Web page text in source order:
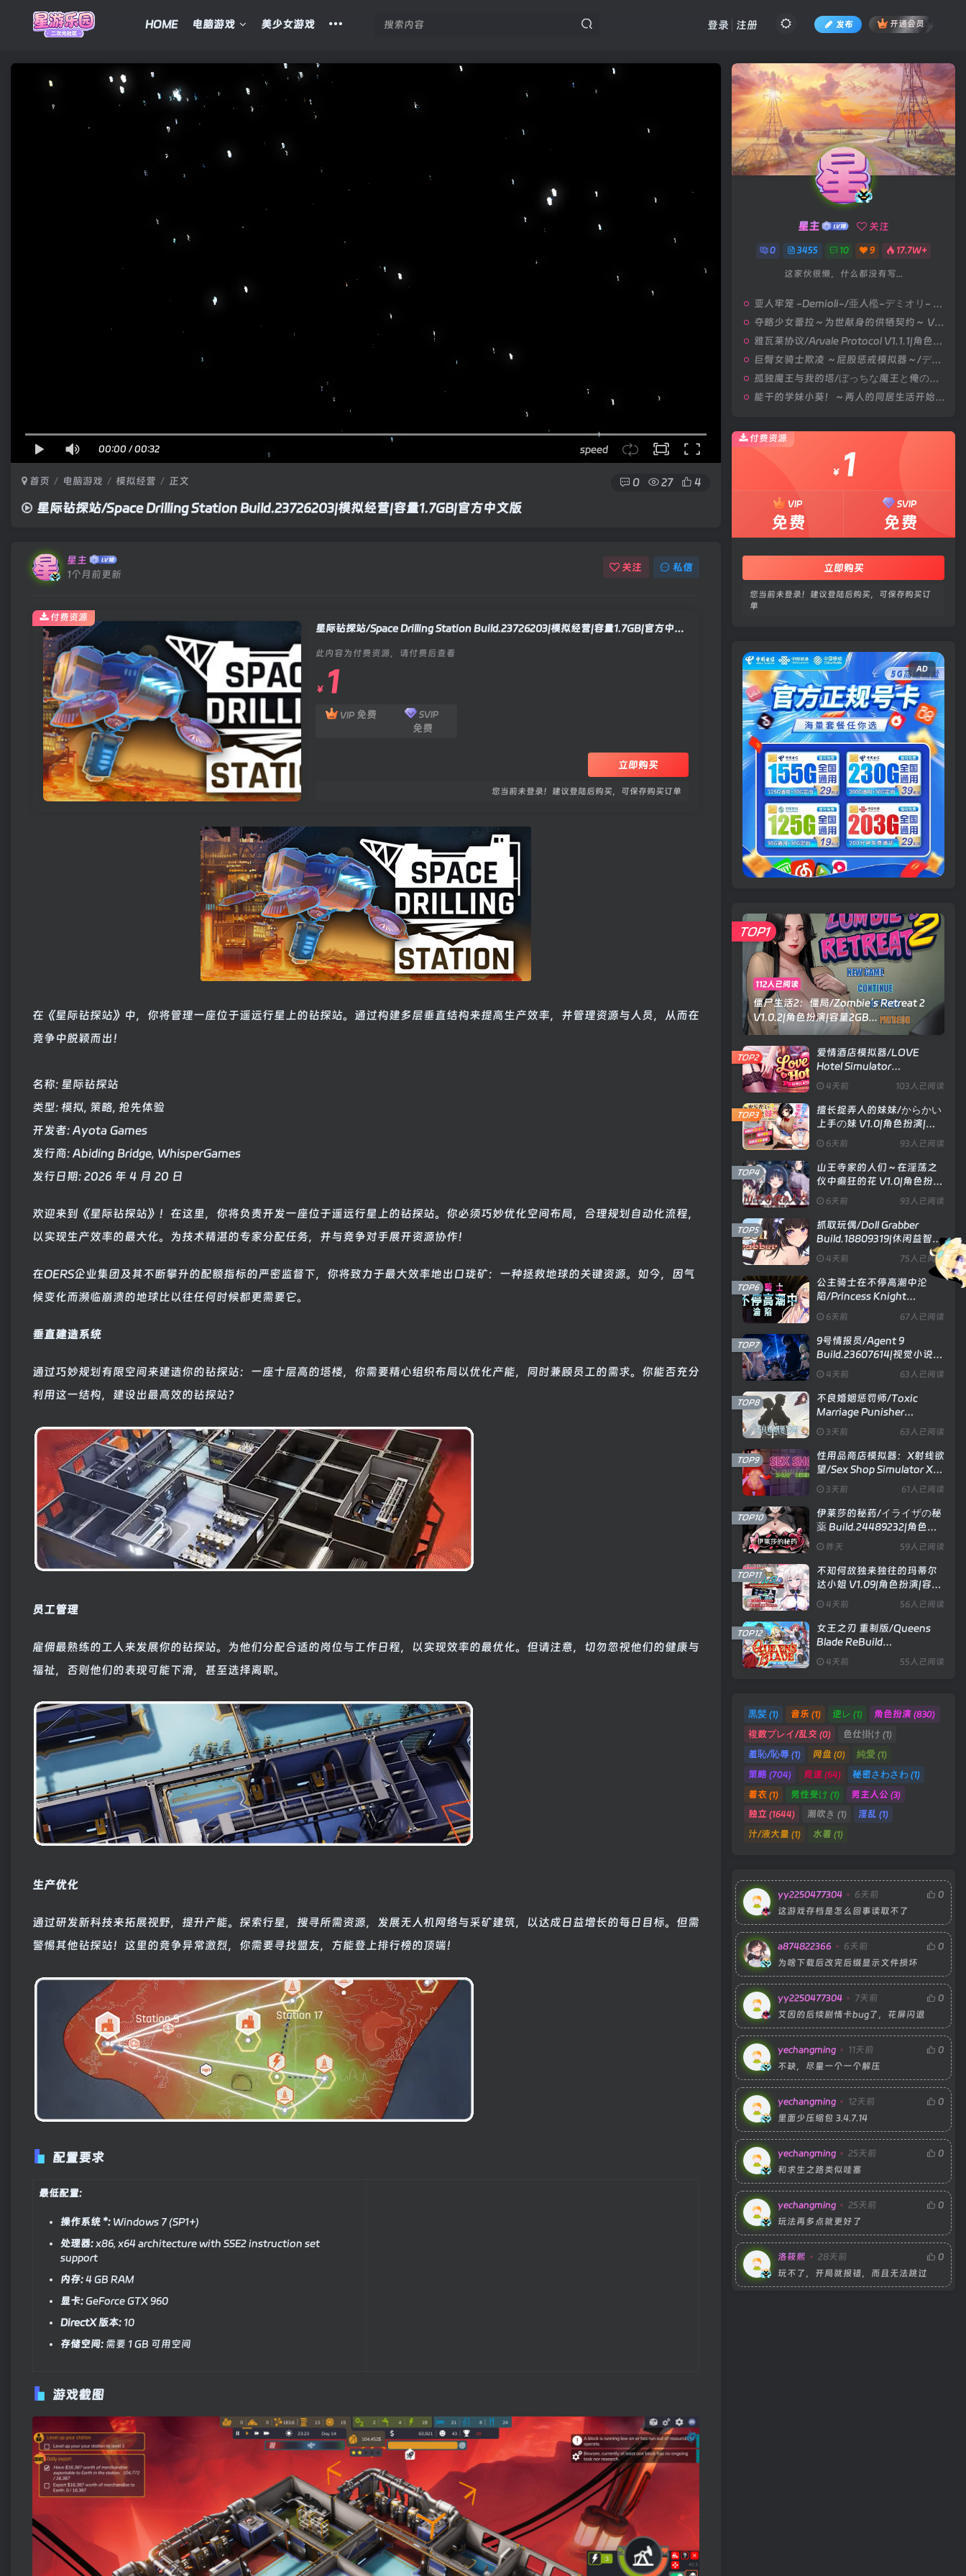
HOME 电脑游戏 美少女游戏 发布 开通会员
登录 注册
00:00 /00:32 speed
首页 电脑游戏 模拟经营 正文 0 27 4
星际钻探站/Space Drilling Station Build.23726203|模拟经营|容量1.7GB|官方中文版
星主
1个月前更新
关注 私信
星际钻探站/Space Drilling Station Build.23726203|模拟经营|容量1.7GB|官方中文版
此内容为付费资源，请付费后查看
￥ 1
VIP 免费 SVIP
免费
立即购买
您当前未登录！建议登陆后购买，可保存购买订单
付费资源
在《星际钻探站》中，你将管理一座位于遥远行星上的钻探站。通过构建多层垂直结构来提高生产效率，并管理资源与人员，从而在
竞争中脱颖而出！
名称: 星际钻探站
类型: 模拟, 策略, 抢先体验
开发者: Ayota Games
发行商: Abiding Bridge, WhisperGames
发行日期: 2026 年 4 月 20 日
欢迎来到《星际钻探站》！在这里，你将负责开发一座位于遥远行星上的钻探站。你必须巧妙优化空间布局，合理规划自动化流程，
以实现生产效率的最大化。为技术精湛的专家分配任务，并与竞争对手展开资源协作！
在OERS企业集团及其不断攀升的配额指标的严密监督下，你将致力于最大效率地出口珑矿：一种拯救地球的关键资源。如今，因气
候变化而濒临崩溃的地球比以往任何时候都更需要它。
垂直建造系统
通过巧妙规划有限空间来建造你的钻探站：一座十层高的塔楼，你需要精心组织布局以优化产能，同时兼顾员工的需求。你能否充分
利用这一结构，建设出最高效的钻探站？
员工管理
雇佣最熟练的工人来发展你的钻探站。为他们分配合适的岗位与工作日程，以实现效率的最优化。但请注意，切勿忽视他们的健康与
福祉，否则他们的表现可能下滑，甚至选择离职。
生产优化
通过研发新科技来拓展视野，提升产能。探索行星，搜寻所需资源，发展无人机网络与采矿建筑，以达成日益增长的每日目标。但需
警惕其他钻探站！这里的竞争异常激烈，你需要寻找盟友，方能登上排行榜的顶端！
配置要求
最低配置:
操作系统 *: Windows 7 (SP1+)
处理器: x86, x64 architecture with SSE2 instruction set
support
内存:4 GB RAM
显卡:GeForce GTX 960
DirectX 版本: 10
存储空间: 需要 1 GB 可用空间
游戏截图
星主 关注
0 3455 10 9 17.7W+
这家伙很懒，什么都没有写...
亚人牢笼 -Demioli-/亜人檻-デミオリ- V1.00|策略模拟|容量678MB|汉化版
夺略少女蕾拉～为世献身的供牺契约～ V1.0|角色扮演|容量669MB|汉化版
雅瓦莱协议/Arvale Protocol V1.1.1|角色扮演|容量1.9GB|汉化版
巨臀女骑士欺凌 ～屁股惩戒模拟器～/デカケツ女騎士いじめ。～お尻お仕置きシミュレーション～ V1.0|策略模拟|容量452MB|汉化版
孤独魔王与我的塔/ぼっちな魔王と俺の塔 V1.0|视觉小说|容量4.4GB|官方中文版
能干的学妹小葵！～两人的同居生活开始了～/できる後輩アオイちゃん！ ～二人ぐらし始まっちゃいました～ V1.0.8|休闲益智|容量2.7GB|官方中文版
付费资源
￥ 1
VIP
免费
SVIP
免费
立即购买
您当前未登录！建议登陆后购买，可保存购买订
单
AD
112人已阅读
僵尸生活2：僵局/Zombie’s Retreat 2
V1.0.2|角色扮演|容量2GB...
TOP1
爱情酒店模拟器/LOVE
Hotel Simulator
容量4.8GB|官方中文版
4天前 103人已阅读
TOP2
擅长捉弄人的妹妹/からかい
上手の妹 V1.0|角色扮演|容
6天前 93人已阅读
TOP3
山王寺家的人们～在淫荡之
仪中癫狂的花 V1.0|角色扮
演|容量1.3GB|官方中文版
6天前 93人已阅读
TOP4
抓取玩偶/Doll Grabber
Build.18809319|休闲益智|
容量354MB|官方中文版
4天前 75人已阅读
TOP5
公主骑士在不停高潮中沦
陷/Princess Knight
觉小说|容量1.2GB|官方中文
版
6天前 67人已阅读
TOP6
9号情报员/Agent 9
Build.23607614|视觉小说|
4天前 63人已阅读
TOP7
不良婚姻惩罚师/Toxic
Marriage Punisher
容量896MB|官方中文版
3天前 63人已阅读
TOP8
性用品商店模拟器：X射线欲
望/Sex Shop Simulator X
拟经营|容量3.3GB|官方中文
版
3天前 61人已阅读
TOP9
伊莱莎的秘药/イライザの秘
薬 Build.24489232|角色扮
演|容量743MB|官方中文版
昨天 59人已阅读
TOP10
不知何故独来独往的玛蒂尔
达小姐 V1.09|角色扮演|容量
4天前 56人已阅读
TOP11
女王之刃 重制版/Queens
Blade ReBuild
容量1.7GB|官方中文版
4天前 55人已阅读
TOP12
黒髪 (1) 音乐 (1) 逆レ (1) 角色扮演 (830)
複数プレイ/乱交 (0) 色仕掛け (1)
羞恥/恥辱 (1) 网盘(0) 純愛(1)
策略 (704) 竞速(64) 秘密さわさわ(1)
着衣 (1) 男性受け (1) 男主人公 (3)
独立 (1644) 潮吹き (1) 淫乱 (1)
汁/液大量 (1) 水着 (1)
yy2250477304 6天前
0
这游戏存档是怎么回事读取不了
a874822366 6天前
0
为啥下载后改完后缀显示文件损坏
yy2250477304 7天前
0
艾因的后续剧情卡bug了，花屏闪退
yechangming 11天前
0
不缺，尽量一个一个解压
yechangming 12天前
0
里面少压缩包 3.4.7.14
yechangming 25天前
0
和求生之路类似哇塞
yechangming 25天前
0
玩法再多点就更好了
洛筱熙 28天前
0
玩不了，开局就报错，而且无法跳过